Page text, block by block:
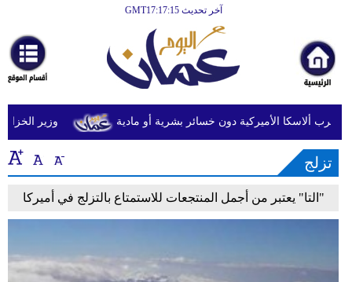
آخر تحديث GMT17:17:15
أخبارعاجلة
رياضة
ثقافة
إقتصاد
فن
وزير الخزانة
تزلج
"التا" يعتبر من أجمل المنتجعات للاستمتاع بالتزلج في أميركا